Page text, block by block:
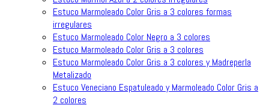
Estuco Marmoleado Color Gris a 3 colores formas
irregulares
Estuco Marmoleado Color Negro a 3 colores
Estuco Marmoleado Color Gris a 3 colores
Estuco Marmoleado Color Gris a 3 colores y Madreperla
Metalizado
Estuco Veneciano Espatuleado y Marmoleado Color Gris a
2 colores